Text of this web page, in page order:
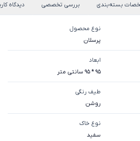
بسته‌بندی بررسی تخصصی دیدگاه
نوع محصول
پرسلان
ابعاد
95 * 95 سانتی متر
طیف رنگی
روشن
نوع خاک
سفيد